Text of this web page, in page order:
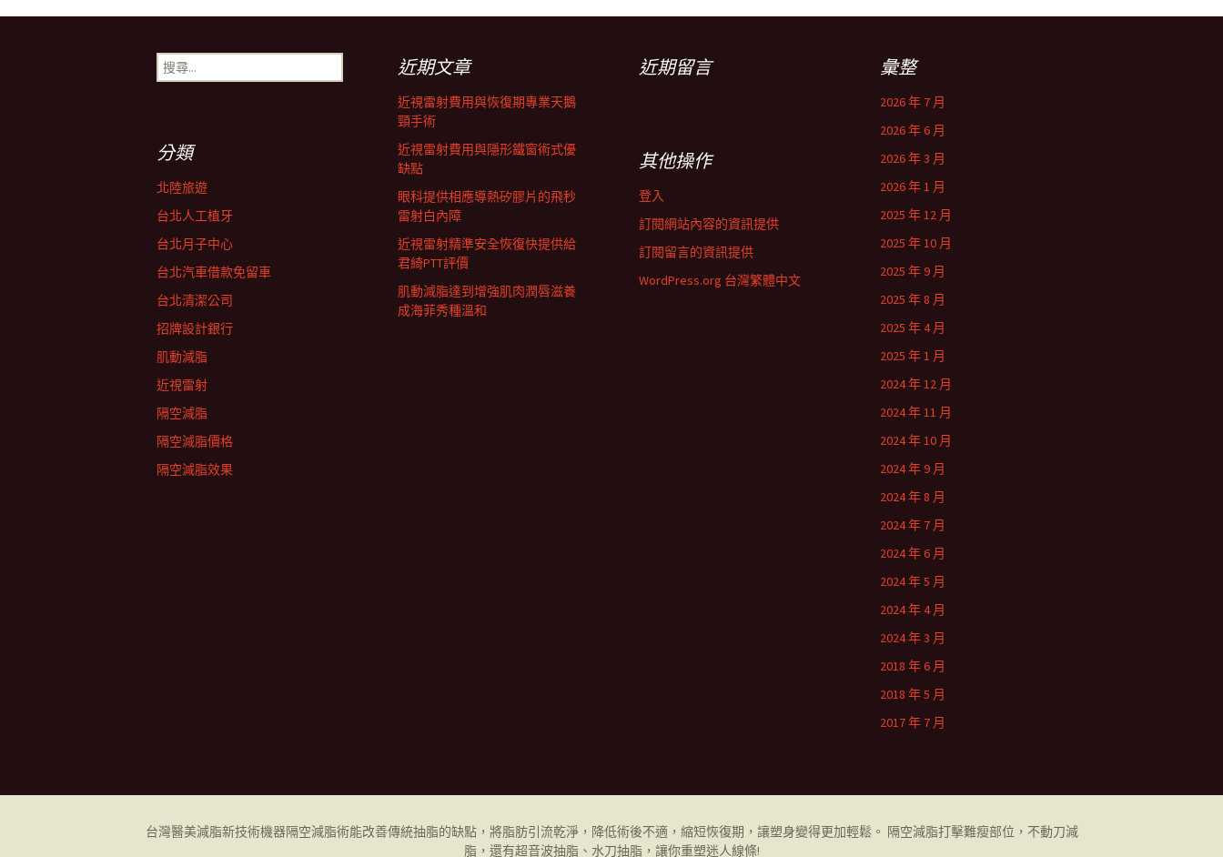
章
搜
尋
近期文章
近視雷射費用與恢復期專業天鵝
頸手術
近視雷射費用與隱形鐵窗術式優
缺點
眼科提供相應導熱矽膠片的飛秒
雷射白內障
近視雷射精準安全恢復快提供給
君綺PTT評價
肌動減脂達到增強肌肉潤唇滋養
成海菲秀種溫和
近期留言 彙整
2026 年 7 月
2026 年 6 月
2026 年 3 月
2026 年 1 月
2025 年 12 月
2025 年 10 月
2025 年 9 月
2025 年 8 月
2025 年 4 月
2025 年 1 月
2024 年 12 月
2024 年 11 月
2024 年 10 月
2024 年 9 月
2024 年 8 月
2024 年 7 月
2024 年 6 月
2024 年 5 月
2024 年 4 月
2024 年 3 月
2018 年 6 月
2018 年 5 月
2017 年 7 月
分類
北陸旅遊
台北人工植牙
台北月子中心
台北汽車借款免留車
台北清潔公司
招牌設計銀行
肌動減脂
近視雷射
隔空減脂
隔空減脂價格
隔空減脂效果
其他操作
登入
訂閱網站內容的資訊提供
訂閱留言的資訊提供
WordPress.org 台灣繁體中文
台灣醫美減脂新技術機器隔空減脂術能改善傳統抽脂的缺點，將脂肪引流乾淨，降低術後不適，縮短恢復期，讓塑身變得更加輕鬆。 隔空減脂打擊難瘦部位，不動刀減
脂，還有超音波抽脂、水刀抽脂，讓你重塑迷人線條!